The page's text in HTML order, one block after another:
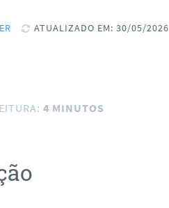
ATUALIZADO EM: 30/05/2026
4 MINUTOS